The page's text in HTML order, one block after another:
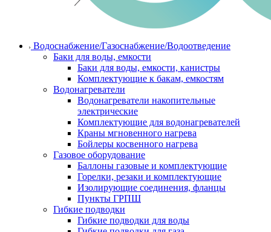
Водоснабжение/Газоснабжение/Водоотведение
Баки для воды, емкости
Баки для воды, емкости, канистры
Комплектующие к бакам, емкостям
Водонагреватели
Водонагреватели накопительные
электрические
Комплектующие для водонагревателей
Краны мгновенного нагрева
Бойлеры косвенного нагрева
Газовое оборудование
Баллоны газовые и комплектующие
Горелки, резаки и комплектующие
Изолирующие соединения, фланцы
Пункты ГРПШ
Гибкие подводки
Гибкие подводки для воды